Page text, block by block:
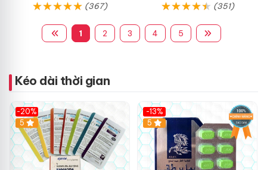
(367) (351)
1 2 3 4 5
Kéo dài thời gian
-20%
5
-13%
Hot
5